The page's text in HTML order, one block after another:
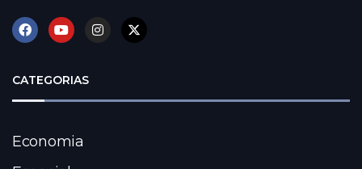
CATEGORIAS
Economia